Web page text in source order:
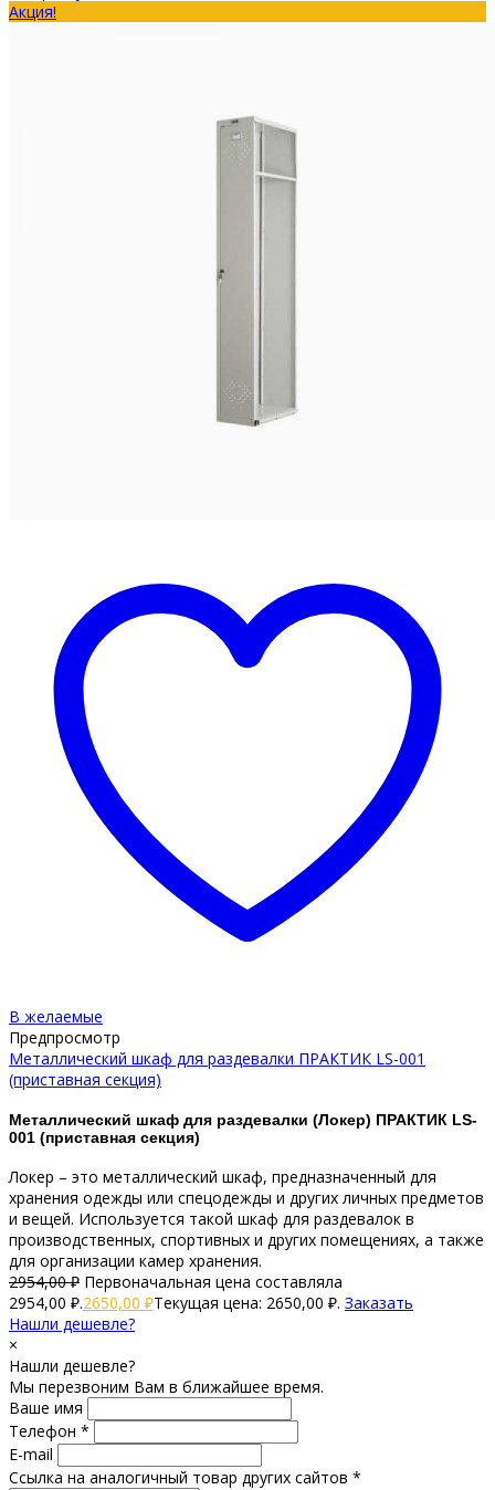
Акция!
В желаемые
Предпросмотр
Металлический шкаф для раздевалки ПРАКТИК LS-001
(приставная секция)
Металлический шкаф для раздевалки (Локер) ПРАКТИК LS-
001 (приставная секция)
Локер – это металлический шкаф, предназначенный для
хранения одежды или спецодежды и других личных предметов
и вещей. Используется такой шкаф для раздевалок в
производственных, спортивных и других помещениях, а также
для организации камер хранения.
2954,00₽ Первоначальная цена составляла
2954,00 ₽.2650,00 ₽Текущая цена: 2650,00 ₽. Заказать
Нашли дешевле?
×
Нашли дешевле?
Мы перезвоним Вам в ближайшее время.
Ваше имя
Телефон *
E-mail
Ссылка на аналогичный товар других сайтов *